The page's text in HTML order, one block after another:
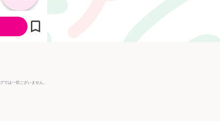
では一切ございません。